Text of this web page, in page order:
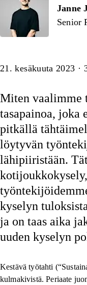
Janne
Senior
Artikkeli
21. kesäkuuta 2023 ·
Miten vaalimme
tasapainoa, joka
pitkällä
löytyvän
lähipiiristään.
kyselyn
ja on taas aika
uuden kyselyn
Kestävä työtahti
kulmakivistä. Periaate